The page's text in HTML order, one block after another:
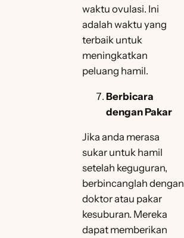
waktu ovulasi. Ini
adalah waktu yang
terbaik untuk
meningkatkan
peluang hamil.
Berbicara
dengan Pakar
Jika anda merasa
sukar untuk hamil
setelah keguguran,
berbincanglah dengan
doktor atau pakar
kesuburan. Mereka
dapat memberikan